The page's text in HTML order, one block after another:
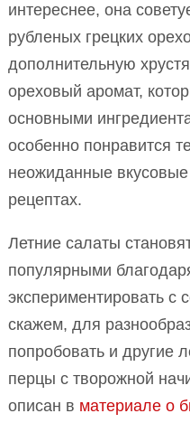
интереснее, она
рубленых грецких
дополнительную
ореховый аромат,
основными
особенно понравится
неожиданные
рецептах.
Летние салаты
популярными
экспериментировать с
скажем, для
попробовать и другие
перцы с творожной
описан в материале о